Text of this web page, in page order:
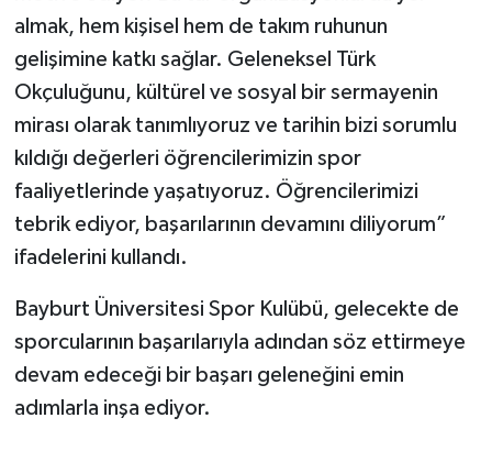
almak, hem kişisel hem de takım ruhunun
gelişimine katkı sağlar. Geleneksel Türk
Okçuluğunu, kültürel ve sosyal bir sermayenin
mirası olarak tanımlıyoruz ve tarihin bizi sorumlu
kıldığı değerleri öğrencilerimizin spor
faaliyetlerinde yaşatıyoruz. Öğrencilerimizi
tebrik ediyor, başarılarının devamını diliyorum”
ifadelerini kullandı.
Bayburt Üniversitesi Spor Kulübü, gelecekte de
sporcularının başarılarıyla adından söz ettirmeye
devam edeceği bir başarı geleneğini emin
adımlarla inşa ediyor.